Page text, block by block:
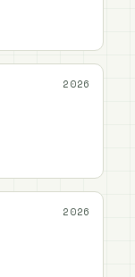
2026
2026